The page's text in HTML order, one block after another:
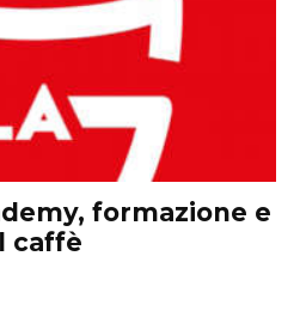
formazione e
caffè